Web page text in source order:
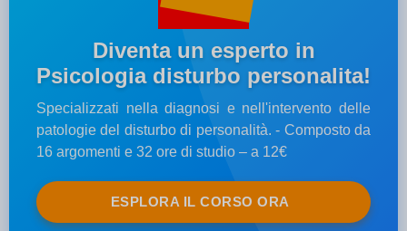
Diventa un esperto in
Psicologia disturbo personalita!
Specializzati nella diagnosi e nell'intervento delle
patologie del disturbo di personalità. - Composto da
16 argomenti e 32 ore di studio – a 12€
ESPLORA IL CORSO ORA